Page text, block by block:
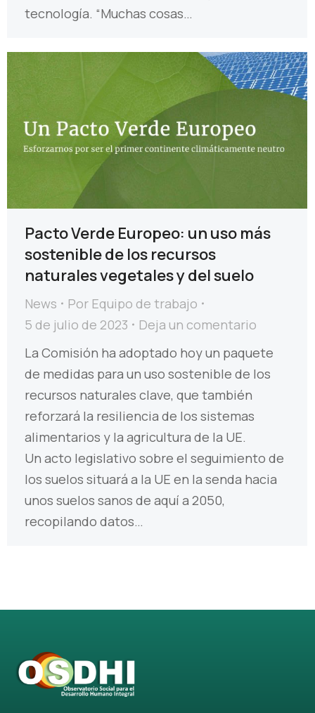
tecnología. “Muchas cosas…
Pacto Verde Europeo: un uso más
sostenible de los recursos
naturales vegetales y del suelo
News Por Equipo de trabajo
5 de julio de 2023
Deja un comentario
La Comisión ha adoptado hoy un paquete
de medidas para un uso sostenible de los
recursos naturales clave, que también
reforzará la resiliencia de los sistemas
alimentarios y la agricultura de la UE.
Un acto legislativo sobre el seguimiento de
los suelos situará a la UE en la senda hacia
unos suelos sanos de aquí a 2050,
recopilando datos…